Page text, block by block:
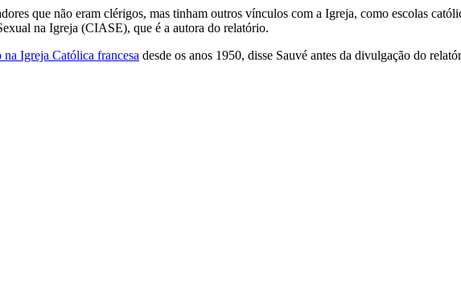
que não eram clérigos, mas tinham outros vínculos com a Igreja, como escolas
na Igreja (CIASE), que é a autora do relatório.
Igreja Católica francesa desde os anos 1950, disse Sauvé antes da divulgação do